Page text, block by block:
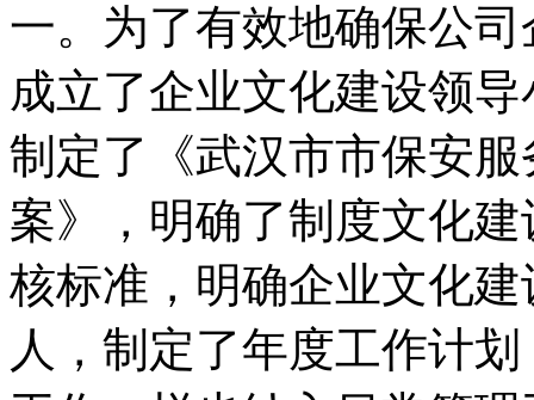
一。为了有效地确保公
成立了企业文化建设领
制定了《武汉市市保安
案》，明确了制度文化
核标准，明确企业文化
人，制定了年度工作计